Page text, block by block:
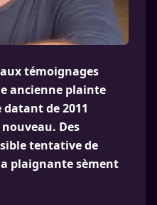
témoignages
ancienne plainte
de 2011
Des
tentative de
plaignante sèment